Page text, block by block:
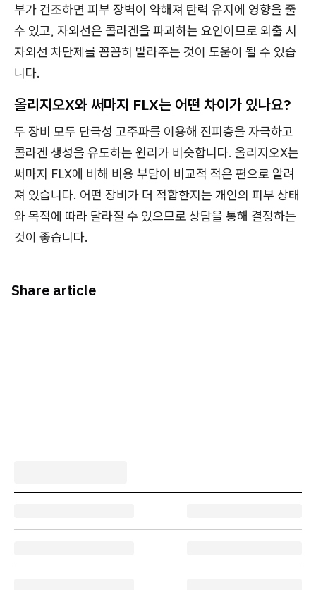
부가 건조하면 피부 장벽이 약해져 탄력 유지에 영향을 줄
수 있고, 자외선은 콜라겐을 파괴하는 요인이므로 외출 시
자외선 차단제를 꼼꼼히 발라주는 것이 도움이 될 수 있습
니다.
올리지오X와 써마지 FLX는 어떤 차이가 있나요?
두 장비 모두 단극성 고주파를 이용해 진피층을 자극하고
콜라겐 생성을 유도하는 원리가 비슷합니다. 올리지오X는
써마지 FLX에 비해 비용 부담이 비교적 적은 편으로 알려
져 있습니다. 어떤 장비가 더 적합한지는 개인의 피부 상태
와 목적에 따라 달라질 수 있으므로 상담을 통해 결정하는
것이 좋습니다.
Share article